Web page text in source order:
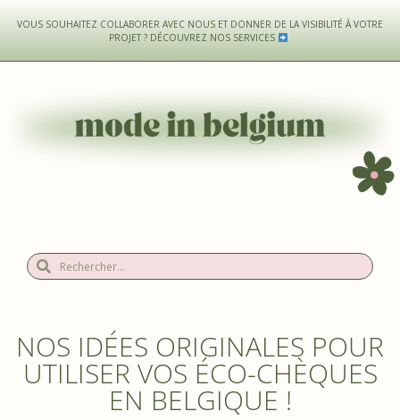
VOUS SOUHAITEZ COLLABORER AVEC NOUS ET DONNER DE LA VISIBILITÉ À VOTRE
PROJET ? DÉCOUVREZ NOS SERVICES
NOS IDÉES ORIGINALES POUR
UTILISER VOS ÉCO-CHÈQUES
EN BELGIQUE !